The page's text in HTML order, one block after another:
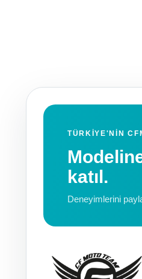
TÜRKIYE'NIN
katıl.
Deneyimlerini